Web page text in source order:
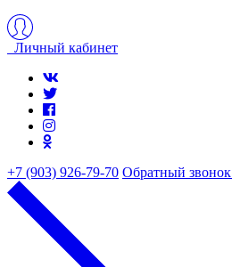
Личный кабинет
+7 (903) 926-79-70 Обратный звонок